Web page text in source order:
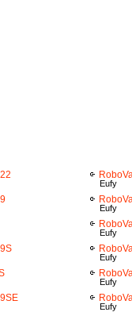
Eufy
Eufy
Eufy
Eufy
Eufy
Eufy